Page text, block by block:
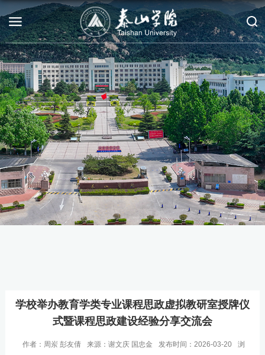
学校举办教育学类专业课程思政虚拟教研室授牌仪
式暨课程思政建设经验分享交流会
作者：周岽 彭友倩 来源：谢文庆 国忠金 发布时间：2026-03-20
浏